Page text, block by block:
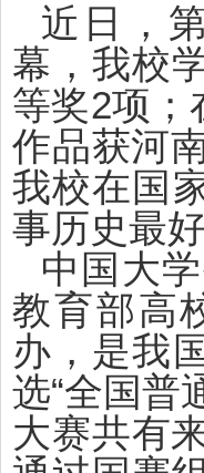
近日，
幕，我校
等奖2项；
作品获河
我校在国
事历史最好
中国大
教育部高
办，是我
选“全国普
大赛共有